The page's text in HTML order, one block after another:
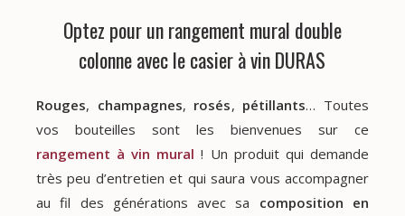
Optez pour un rangement mural double
colonne avec le casier à vin DURAS
Rouges, champagnes, rosés, pétillants… Toutes
vos bouteilles sont les bienvenues sur ce
rangement à vin mural ! Un produit qui demande
très peu d’entretien et qui saura vous accompagner
au fil des générations avec sa composition en